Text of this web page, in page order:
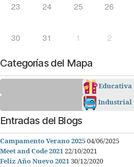
23 24 25 26
30 31 1 2
Categorías del Mapa
Educativa
Industrial
Entradas del Blogs
Campamento Verano 202504/06/2025
Meet and Code 202122/10/2021
Feliz Año Nuevo 202130/12/2020